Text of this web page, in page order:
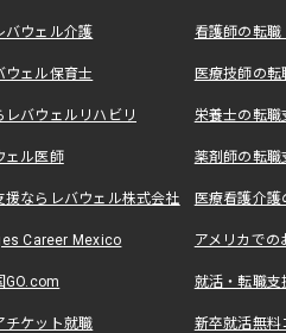
バウェル介護 看護師の転
ウェル保育士 医療技師の
レバウェルリハビリ 栄養士の転
ェル医師 薬剤師の転
ならレバウェル株式会社 医療看護介
Career Mexico アメリカで
GO.com 就活・転職
チケット就職 新卒就活無料